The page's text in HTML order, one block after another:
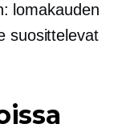
lomakauden
suosittelevat